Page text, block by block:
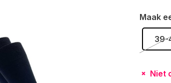
Maak
39-
Niet